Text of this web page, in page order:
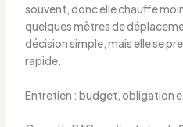
souvent, donc elle chauffe
quelques mètres de
décision simple, mais elle se
rapide.
Entretien : budget, obligation